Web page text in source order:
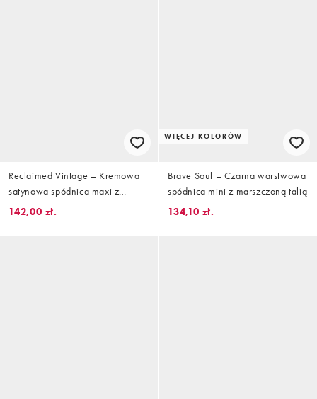
Reclaimed Vintage – Kremowa
satynowa spódnica maxi z
warstwową falbanką
142,00 zł.
WIĘCEJ KOLORÓW
Brave Soul – Czarna warstwowa
spódnica mini z marszczoną talią
134,10 zł.